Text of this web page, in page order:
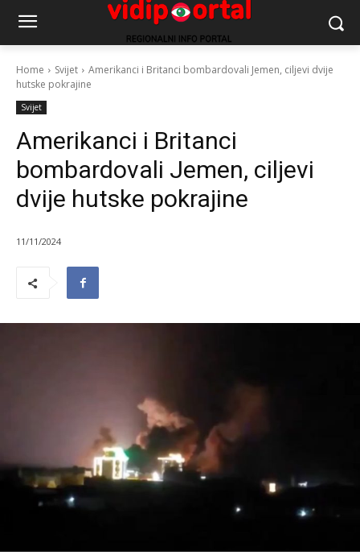
Home Svijet
Amerikanci i Britanci bombardovali Jemen, ciljevi dvije
hutske pokrajine
Svijet
Amerikanci i Britanci
bombardovali Jemen, ciljevi
dvije hutske pokrajine
11/11/2024